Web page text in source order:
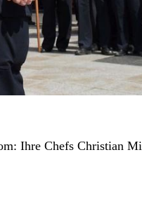
Ihre Chefs Christian